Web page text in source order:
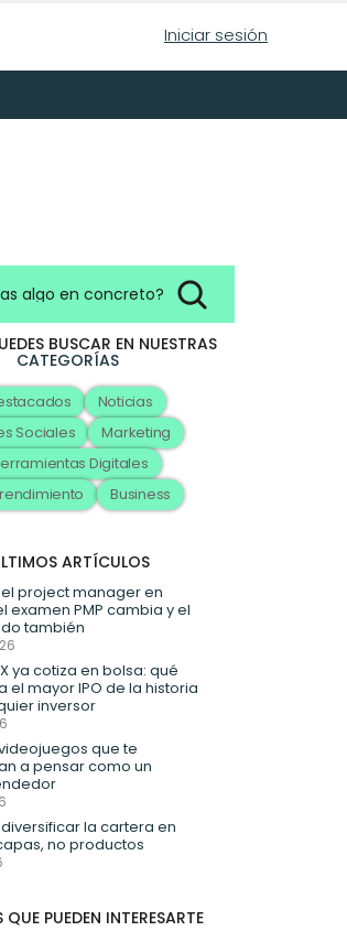
Iniciar sesión
algo en concreto?
BUSCAR EN NUESTRAS
CATEGORÍAS
Noticias
Sociales
Marketing
Digitales
Business
ARTÍCULOS
project manager en
examen PMP cambia y el
también
ya cotiza en bolsa: qué
el mayor IPO de la historia
inversor
que te
a pensar como un
la cartera en
no productos
QUE PUEDEN INTERESARTE